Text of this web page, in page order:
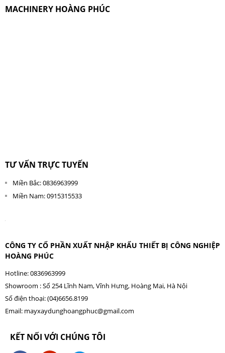
MACHINERY HOÀNG PHÚC
TƯ VẤN TRỰC TUYẾN
Miền Bắc: 0836963999
Miền Nam: 0915315533
CÔNG TY CỔ PHẦN XUẤT NHẬP KHẨU THIẾT BỊ CÔNG NGHIỆP
HOÀNG PHÚC
Hotline: 0836963999
Showroom : Số 254 Lĩnh Nam, Vĩnh Hưng, Hoàng Mai, Hà Nội
Số điện thoại: (04)6656.8199
Email: mayxaydunghoangphuc@gmail.com
KẾT NỐI VỚI CHÚNG TÔI